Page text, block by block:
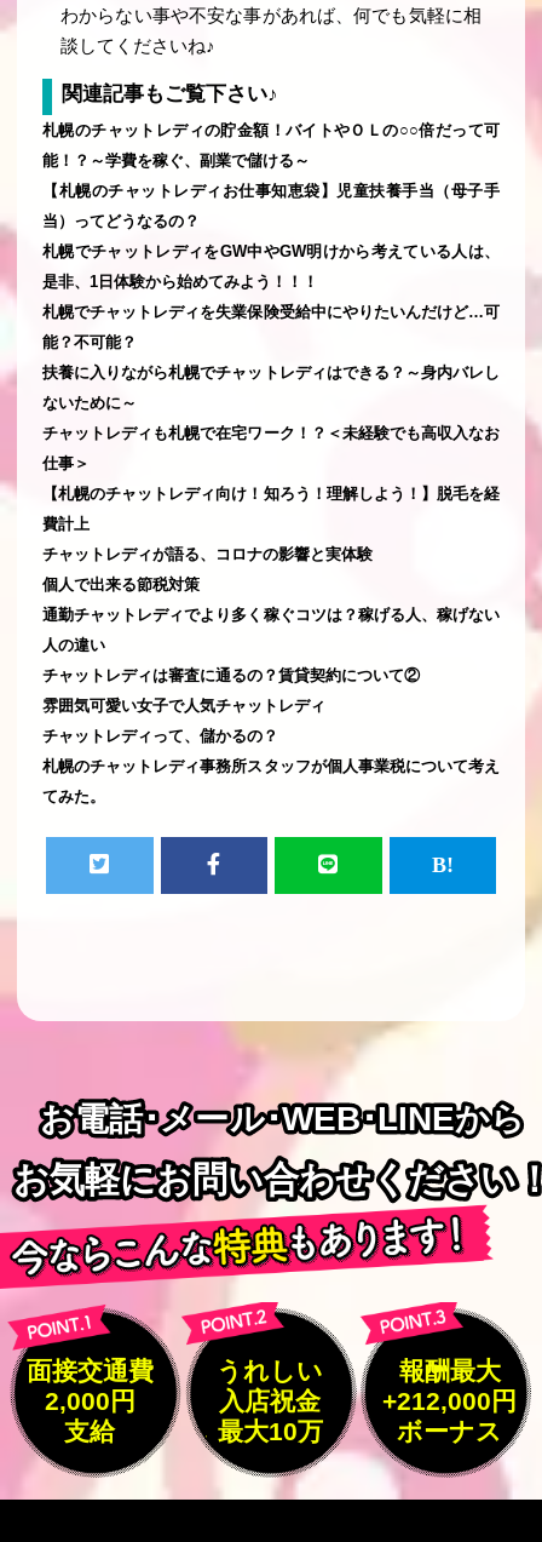
わからない事や不安な事があれば、何でも気軽に相
談してくださいね♪
関連記事もご覧下さい♪
札幌のチャットレディの貯金額！バイトやＯＬの○○倍だって可
能！？～学費を稼ぐ、副業で儲ける～
【札幌のチャットレディお仕事知恵袋】児童扶養手当（母子手
当）ってどうなるの？
札幌でチャットレディをGW中やGW明けから考えている人は、
是非、1日体験から始めてみよう！！！
札幌でチャットレディを失業保険受給中にやりたいんだけど…可
能？不可能？
扶養に入りながら札幌でチャットレディはできる？～身内バレし
ないために～
チャットレディも札幌で在宅ワーク！？＜未経験でも高収入なお
仕事＞
【札幌のチャットレディ向け！知ろう！理解しよう！】脱毛を経
費計上
チャットレディが語る、コロナの影響と実体験
個人で出来る節税対策
通勤チャットレディでより多く稼ぐコツは？稼げる人、稼げない
人の違い
チャットレディは審査に通るの？賃貸契約について②
雰囲気可愛い女子で人気チャットレディ
チャットレディって、儲かるの？
札幌のチャットレディ事務所スタッフが個人事業税について考え
てみた。
お電話･メール･WEB･LINEから
お電話･メール･WEB･LINEから
お気軽にお問い合わせください
お気軽にお問い合わせください
面接交通費
2,000円
支給
うれしい
入店祝金
最大10万
報酬最大
+212,000円
ボーナス